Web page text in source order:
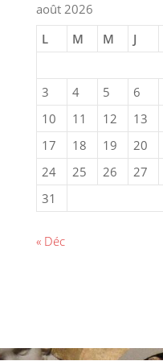
août 2026
L
M M J
3
4 5 6
10
11 12 13
17
18 19 20
24
25 26 27
31
« Déc